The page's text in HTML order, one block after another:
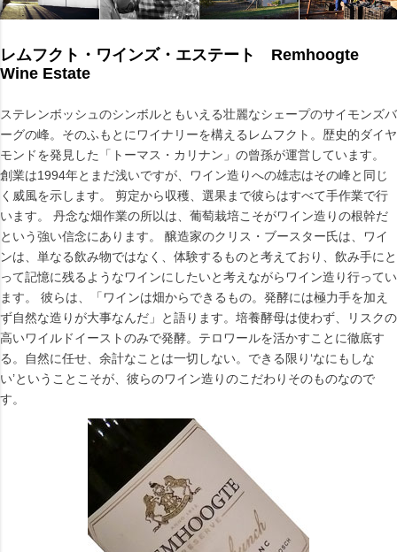
レムフクト・ワインズ・エステート Remhoogte
Wine Estate
ステレンボッシュのシンボルともいえる壮麗なシェープのサイモンズバ
ーグの峰。そのふもとにワイナリーを構えるレムフクト。歴史的ダイヤ
モンドを発見した「トーマス・カリナン」の曾孫が運営しています。
創業は1994年とまだ浅いですが、ワイン造りへの雄志はその峰と同じ
く威風を示します。 剪定から収穫、選果まで彼らはすべて手作業で行
います。 丹念な畑作業の所以は、葡萄栽培こそがワイン造りの根幹だ
という強い信念にあります。 醸造家のクリス・ブースター氏は、ワイ
ンは、単なる飲み物ではなく、体験するものと考えており、飲み手にと
って記憶に残るようなワインにしたいと考えながらワイン造り行ってい
ます。 彼らは、「ワインは畑からできるもの。発酵には極力手を加え
ず自然な造りが大事なんだ」と語ります。培養酵母は使わず、リスクの
高いワイルドイーストのみで発酵。テロワールを活かすことに徹底す
る。自然に任せ、余計なことは一切しない。できる限り‘なにもしな
い’ということこそが、彼らのワイン造りのこだわりそのものなので
す。